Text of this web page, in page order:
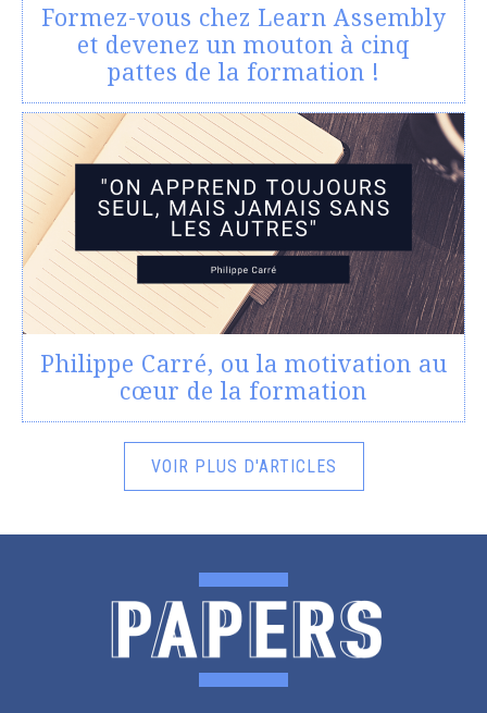
Formez-vous chez Learn Assembly
et devenez un mouton à cinq
pattes de la formation !
Philippe Carré, ou la motivation au
cœur de la formation
VOIR PLUS D'ARTICLES